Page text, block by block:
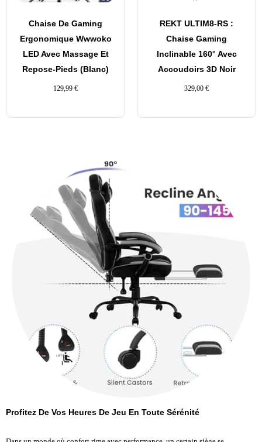
Chaise De Gaming
Ergonomique Wwwoko
LED Avec Massage Et
Repose-Pieds (Blanc)
129,99 €
REKT ULTIM8-RS :
Chaise Gaming
Inclinable 160° Avec
Accoudoirs 3D Noir
329,00 €
Profitez De Vos Heures De Jeu En Toute Sérénité